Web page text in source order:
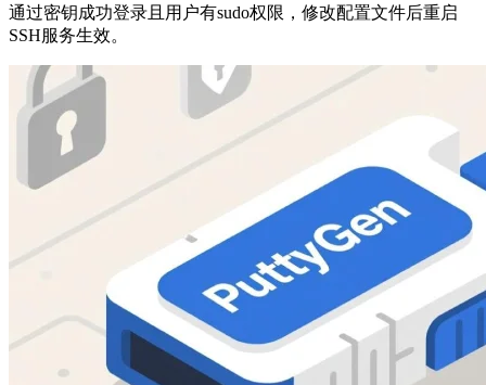
通过密钥成功登录且用户有sudo权限，修改配置文件后重启
SSH服务生效。